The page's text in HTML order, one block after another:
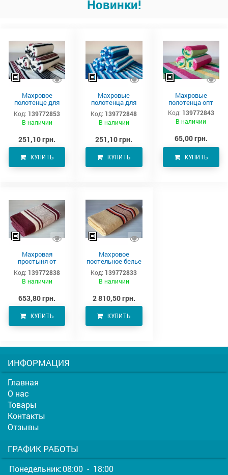
Новинки!
Махровое
полотенце для
тела 150х90 см
Код: 139772853
В наличии
251,10 грн.
КУПИТЬ
Махровые
полотенца для
тела –
производитель
Аватон
Код: 139772848
В наличии
251,10 грн.
КУПИТЬ
Махровые
полотенца опт
Код: 139772843
В наличии
65,00 грн.
КУПИТЬ
Махровая
простыня от
производителя
Аватон (220х190)
Код: 139772838
В наличии
653,80 грн.
КУПИТЬ
Махровое
постельное белье
220х190 см
Код: 139772833
В наличии
2 810,50 грн.
КУПИТЬ
ИНФОРМАЦИЯ
Главная
О нас
Товары
Контакты
Отзывы
ГРАФИК РАБОТЫ
Понедельник:08:00 - 18:00